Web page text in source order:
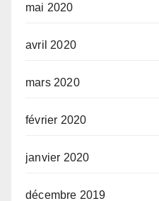
mai 2020
avril 2020
mars 2020
février 2020
janvier 2020
décembre 2019